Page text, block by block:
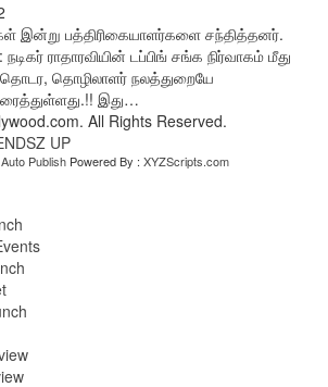
இன்று பத்திரிகையாளர்களை சந்தித்தனர்.
ராதாரவியின் டப்பிங் சங்க நிர்வாகம் மீது
தொழிலாளர் நலத்துறையே
இது…
All Rights Reserved.
UP
PublishPowered By : XYZScripts.com